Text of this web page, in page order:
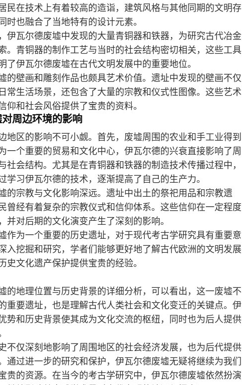
民在技术上有着较高的造诣，建筑风格与其他同期的文明存
时也融合了当地特有的设计元素。
伊瓦尔德废墟中发现的大量青铜器和铁器，为研究古代冶金
。青铜器的制作工艺与当时的社会结构密切相关，这些工具
了伊瓦尔德废墟在古代文明发展中的重要地位。
的壁画和雕刻作品也颇具艺术价值。遗址中发现的壁画不仅
常生活场景，还包含了大量的宗教和仪式性图像。这些艺术
仰和社会风俗提供了宝贵的资料。
周边环境的影响
地区的影响不可小觑。首先，废墟周围的农业和手工业得到
一个重要的贸易和文化中心，伊瓦尔德的兴衰直接影响了周
社会结构。尤其是在青铜器和铁器的制造技术传播过程中，
学习伊瓦尔德的技术，逐渐提高了自己的生产力。
的宗教与文化影响深远。遗址中出土的祭祀用品和宗教遗
曾经有着复杂的宗教仪式和信仰体系。这些信仰在一定程度
并对后期的文化演变产生了深刻的影响。
作为一个重要的历史遗址，对于现代考古学研究具有重要意
入挖掘和研究，学者们能够更好地了解古代欧洲的文明发展
史文化遗产保护提供宝贵的经验。
的地理位置与历史背景的详细分析，可以看出，这一废墟不
重要遗址，也是理解古代人类社会和文化变迁的关键点。伊
势和历史背景使其成为文化交流的枢纽，同时也为后人提供
不仅深刻地影响了周围地区的社会经济发展，也为后代提供
通过进一步的研究和保护，伊瓦尔德废墟无疑将继续为我们
贵的资源。在当今的考古学研究中，伊瓦尔德废墟依然扮演